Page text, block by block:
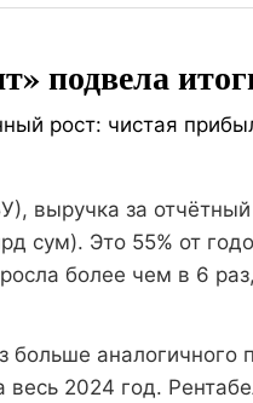
подвела
рост: чистая
выручка за
сум). Это 55% от
более чем в 6
аналогичного
2024 год.